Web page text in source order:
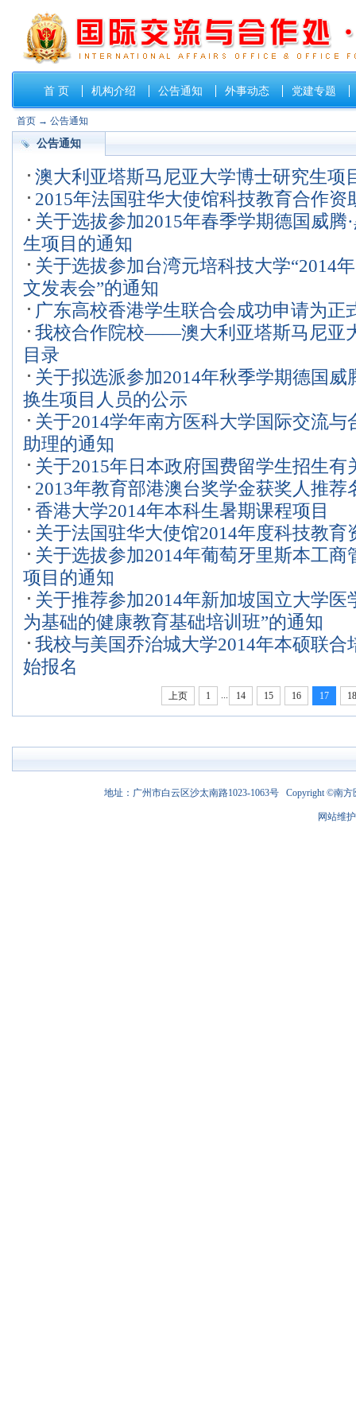
首 页 机构介绍 公告通知 外事动态 党建专题
首页 → 公告通知
公告通知
澳大利亚塔斯马尼亚大学博士研究生项
2015年法国驻华大使馆科技教育合作资
关于选拔参加2015年春季学期德国威腾
生项目的通知
关于选拔参加台湾元培科技大学“2014
文发表会”的通知
广东高校香港学生联合会成功申请为正
我校合作院校——澳大利亚塔斯马尼亚
目录
关于拟选派参加2014年秋季学期德国威
换生项目人员的公示
关于2014学年南方医科大学国际交流与
助理的通知
关于2015年日本政府国费留学生招生有
2013年教育部港澳台奖学金获奖人推荐
香港大学2014年本科生暑期课程项目
关于法国驻华大使馆2014年度科技教育
关于选拔参加2014年葡萄牙里斯本工商
项目的通知
关于推荐参加2014年新加坡国立大学医
为基础的健康教育基础培训班”的通知
我校与美国乔治城大学2014年本硕联合
始报名
上页 1 14 15 16 17 18
地址：广州市白云区沙太南路1023-1063号 Copyright ©南
网站维